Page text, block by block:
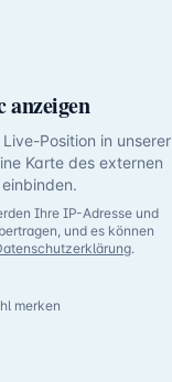
Position in unserer
Karte des externen
einbinden.
Ihre IP-Adresse und
und es können
.
merken